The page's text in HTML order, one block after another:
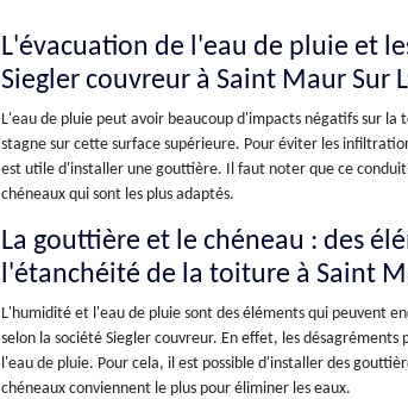
L'évacuation de l'eau de pluie et
Siegler couvreur à Saint Maur Sur
L'eau de pluie peut avoir beaucoup d'impacts négatifs sur
stagne sur cette surface supérieure. Pour éviter les
est utile d'installer une gouttière. Il faut noter que ce
chéneaux qui sont les plus adaptés.
La gouttière et le chéneau : des
l'étanchéité de la toiture à Saint
L'humidité et l'eau de pluie sont des éléments qui peuvent
selon la société Siegler couvreur. En effet, les
l'eau de pluie. Pour cela, il est possible d'installer des
chéneaux conviennent le plus pour éliminer les eaux.